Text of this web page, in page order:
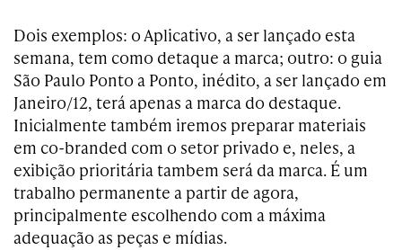
Dois exemplos: o Aplicativo, a ser lançado esta
semana, tem como detaque a marca; outro: o guia
São Paulo Ponto a Ponto, inédito, a ser lançado em
Janeiro/12, terá apenas a marca do destaque.
Inicialmente também iremos preparar materiais
em co-branded com o setor privado e, neles, a
exibição prioritária tambem será da marca. É um
trabalho permanente a partir de agora,
principalmente escolhendo com a máxima
adequação as peças e mídias.